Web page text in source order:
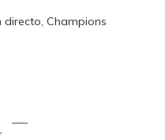
directo, Champions
–